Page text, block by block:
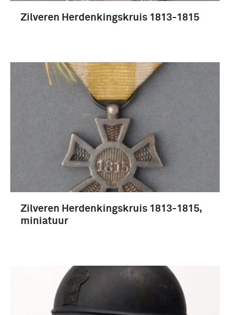
infanterie (34)
8e Regiment Infanterie (1841-1940) (31)
8e Regiment Infanterie van Linie (1806-1810) (17)
Meer
Nederland (17)
Zilveren Herdenkingskruis 1813-1815
Zilveren Herdenkingskruis 1813-1815,
miniatuur